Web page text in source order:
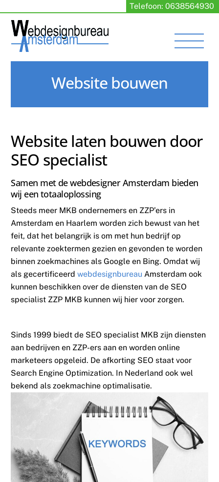
content
Telefoon: 0638564930
Website bouwen
Website laten bouwen door
SEO specialist
Samen met de webdesigner Amsterdam bieden
wij een totaaloplossing
Steeds meer MKB ondernemers en ZZP’ers in
Amsterdam en Haarlem worden zich bewust van het
feit, dat het belangrijk is om met hun bedrijf op
relevante zoektermen gezien en gevonden te worden
binnen zoekmachines als Google en Bing. Omdat wij
als gecertificeerdwebdesignbureau Amsterdam ook
kunnen beschikken over de diensten van de SEO
specialist ZZP MKB kunnen wij hier voor zorgen.
Sinds 1999 biedt de SEO specialist MKB zijn diensten
aan bedrijven en ZZP-ers aan en worden online
marketeers opgeleid. De afkorting SEO staat voor
Search Engine Optimization. In Nederland ook wel
bekend als zoekmachine optimalisatie.